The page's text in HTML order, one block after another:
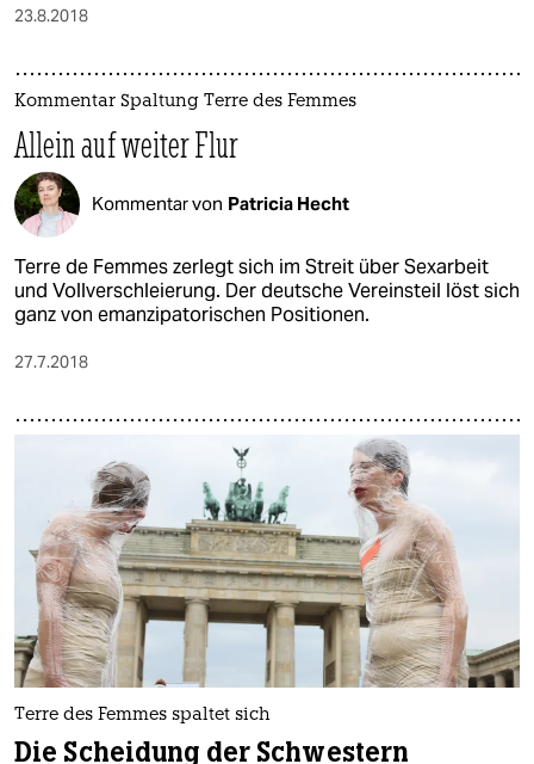
23.8.2018
Kommentar Spaltung Terre des Femmes
Allein auf weiter Flur
Kommentar von Patricia Hecht
Terre de Femmes zerlegt sich im Streit über Sexarbeit
und Vollverschleierung. Der deutsche Vereinsteil löst sich
ganz von emanzipatorischen Positionen.
27.7.2018
Terre des Femmes spaltet sich
Die Scheidung der Schwestern